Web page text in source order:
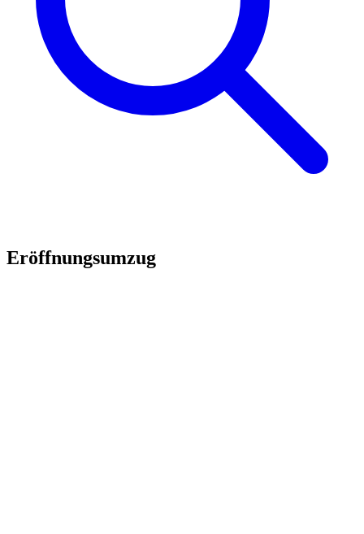
Eröffnungsumzug